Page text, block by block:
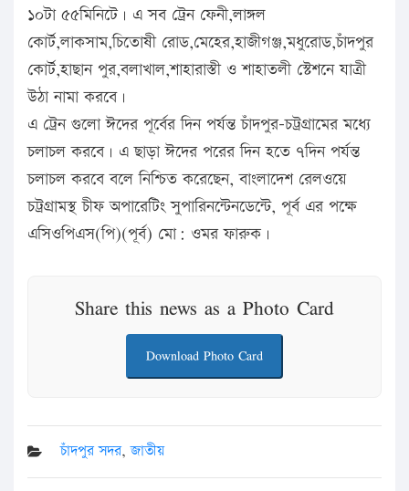
১০টা ৫৫মিনিটে। এ সব ট্রেন ফেনী,লাঙ্গল
কোর্ট,লাকসাম,চিতোষী রোড,মেহের,হাজীগঞ্জ,মধুরোড,চাঁদপুর
কোর্ট,হাছান পুর,বলাখাল,শাহারাস্তী ও শাহাতলী স্টেশনে যাত্রী
উঠা নামা করবে।
এ ট্রেন গুলো ঈদের পূর্বের দিন পর্যন্ত চাঁদপুর-চট্রগ্রামের মধ্যে
চলাচল করবে। এ ছাড়া ঈদের পরের দিন হতে ৭দিন পর্যন্ত
চলাচল করবে বলে নিশ্চিত করেছেন, বাংলাদেশ রেলওয়ে
চট্রগ্রামস্থ চীফ অপারেটিং সুপারিনন্টেনডেন্টে, পূর্ব এর পক্ষে
এসিওপিএস(পি)(পূর্ব) মো: ওমর ফারুক।
Share this news as a Photo Card
Download Photo Card
চাঁদপুর সদর,জাতীয়